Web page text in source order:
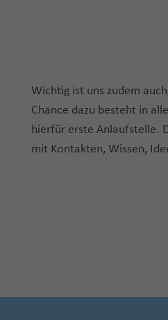
Wichtig ist uns zudem
Chance dazu besteht in
hierfür erste Anlaufstelle.
mit Kontakten, Wissen,